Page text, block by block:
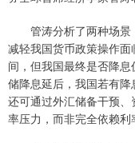
管涛分析了两种场景
减轻我国货币政策操作
间，但我国最终是否降
储降息延后，我国若有降
还可通过外汇储备干预
率压力，而非完全依赖利